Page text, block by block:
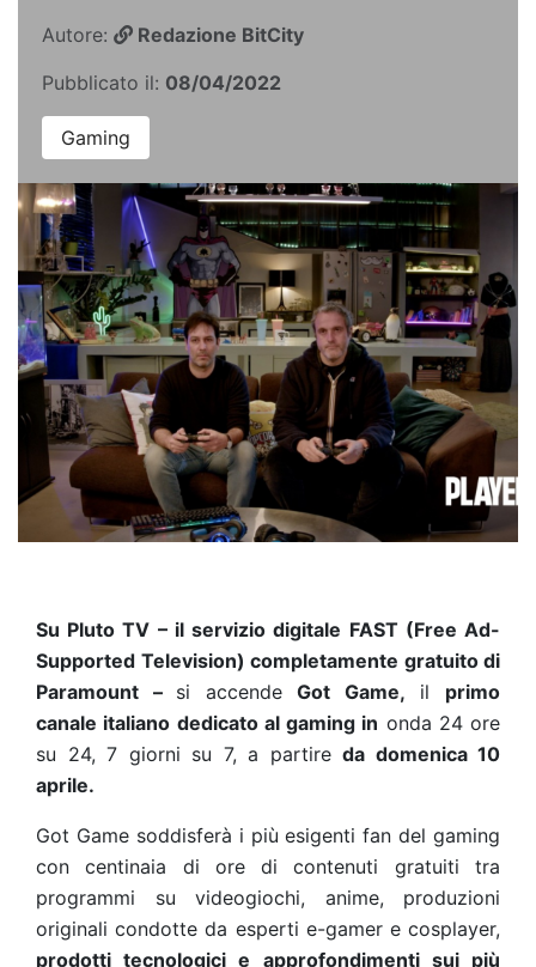
Autore:
Redazione BitCity
Pubblicato il: 08/04/2022
Gaming
Su Pluto TV – il servizio digitale FAST (Free Ad-
Supported Television) completamente gratuito di
Paramount – si accendeGot Game, il primo
canale italiano dedicato al gaming in onda 24 ore
su 24, 7 giorni su 7, a partire da domenica 10
aprile.
Got Game soddisferà i più esigenti fan del gaming
con centinaia di ore di contenuti gratuiti tra
programmi su videogiochi, anime, produzioni
originali condotte da esperti e-gamer e cosplayer,
prodotti tecnologici e approfondimenti sui più